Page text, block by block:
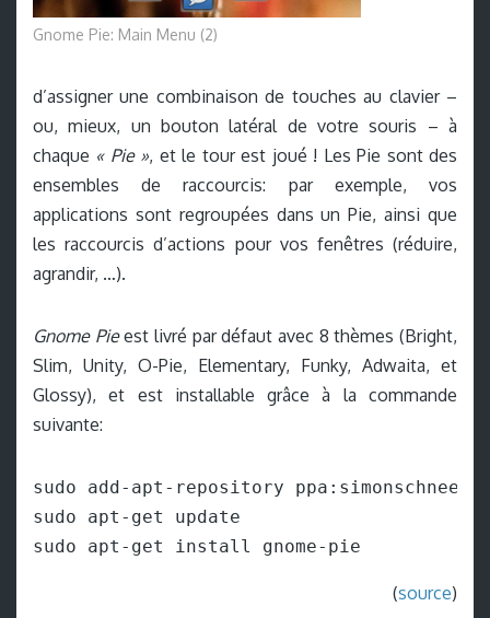
Gnome Pie: Main Menu (2)
d’assigner une combinaison de touches au clavier –
ou, mieux, un bouton latéral de votre souris – à
chaque « Pie », et le tour est joué ! Les Pie sont des
ensembles de raccourcis: par exemple, vos
applications sont regroupées dans un Pie, ainsi que
les raccourcis d’actions pour vos fenêtres (réduire,
agrandir, …).
Gnome Pieest livré par défaut avec 8 thèmes (Bright,
Slim, Unity, O-Pie, Elementary, Funky, Adwaita, et
Glossy), et est installable grâce à la commande
suivante:
sudo add-apt-repository
sudo apt-get update
sudo apt-get install gnome-pie
(source)